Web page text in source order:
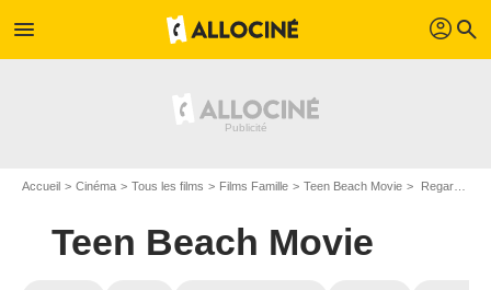
menu profil search
Accueil Cinéma Tous les films Films Famille Teen Beach Movie Regarder Teen Beach Movie en SVOD
Teen Beach Movie